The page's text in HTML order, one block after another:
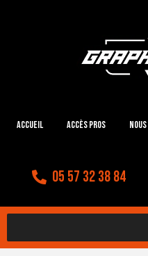
Accueil Accès Pros
05 57 32 38 84